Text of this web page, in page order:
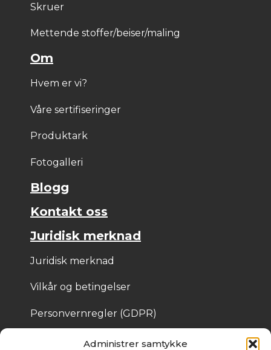
Administrer samtykke
Skruer
Mettende stoffer/beiser/maling
Om
Hvem er vi?
Våre sertifiseringer
Produktark
Fotogalleri
Blogg
Kontakt oss
Juridisk merknad
Juridisk merknad
Vilkår og betingelser
Personvernregler (GDPR)
Informasjonskapsler